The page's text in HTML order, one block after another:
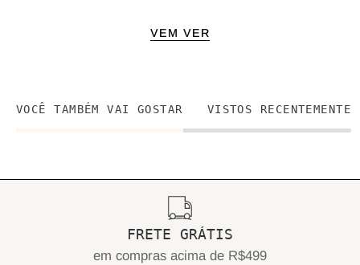
VEM VER
VOCÊ TAMBÉM VAI GOSTAR VISTOS RECENTEMENTE
FRETE GRÁTIS
em compras acima de R$499